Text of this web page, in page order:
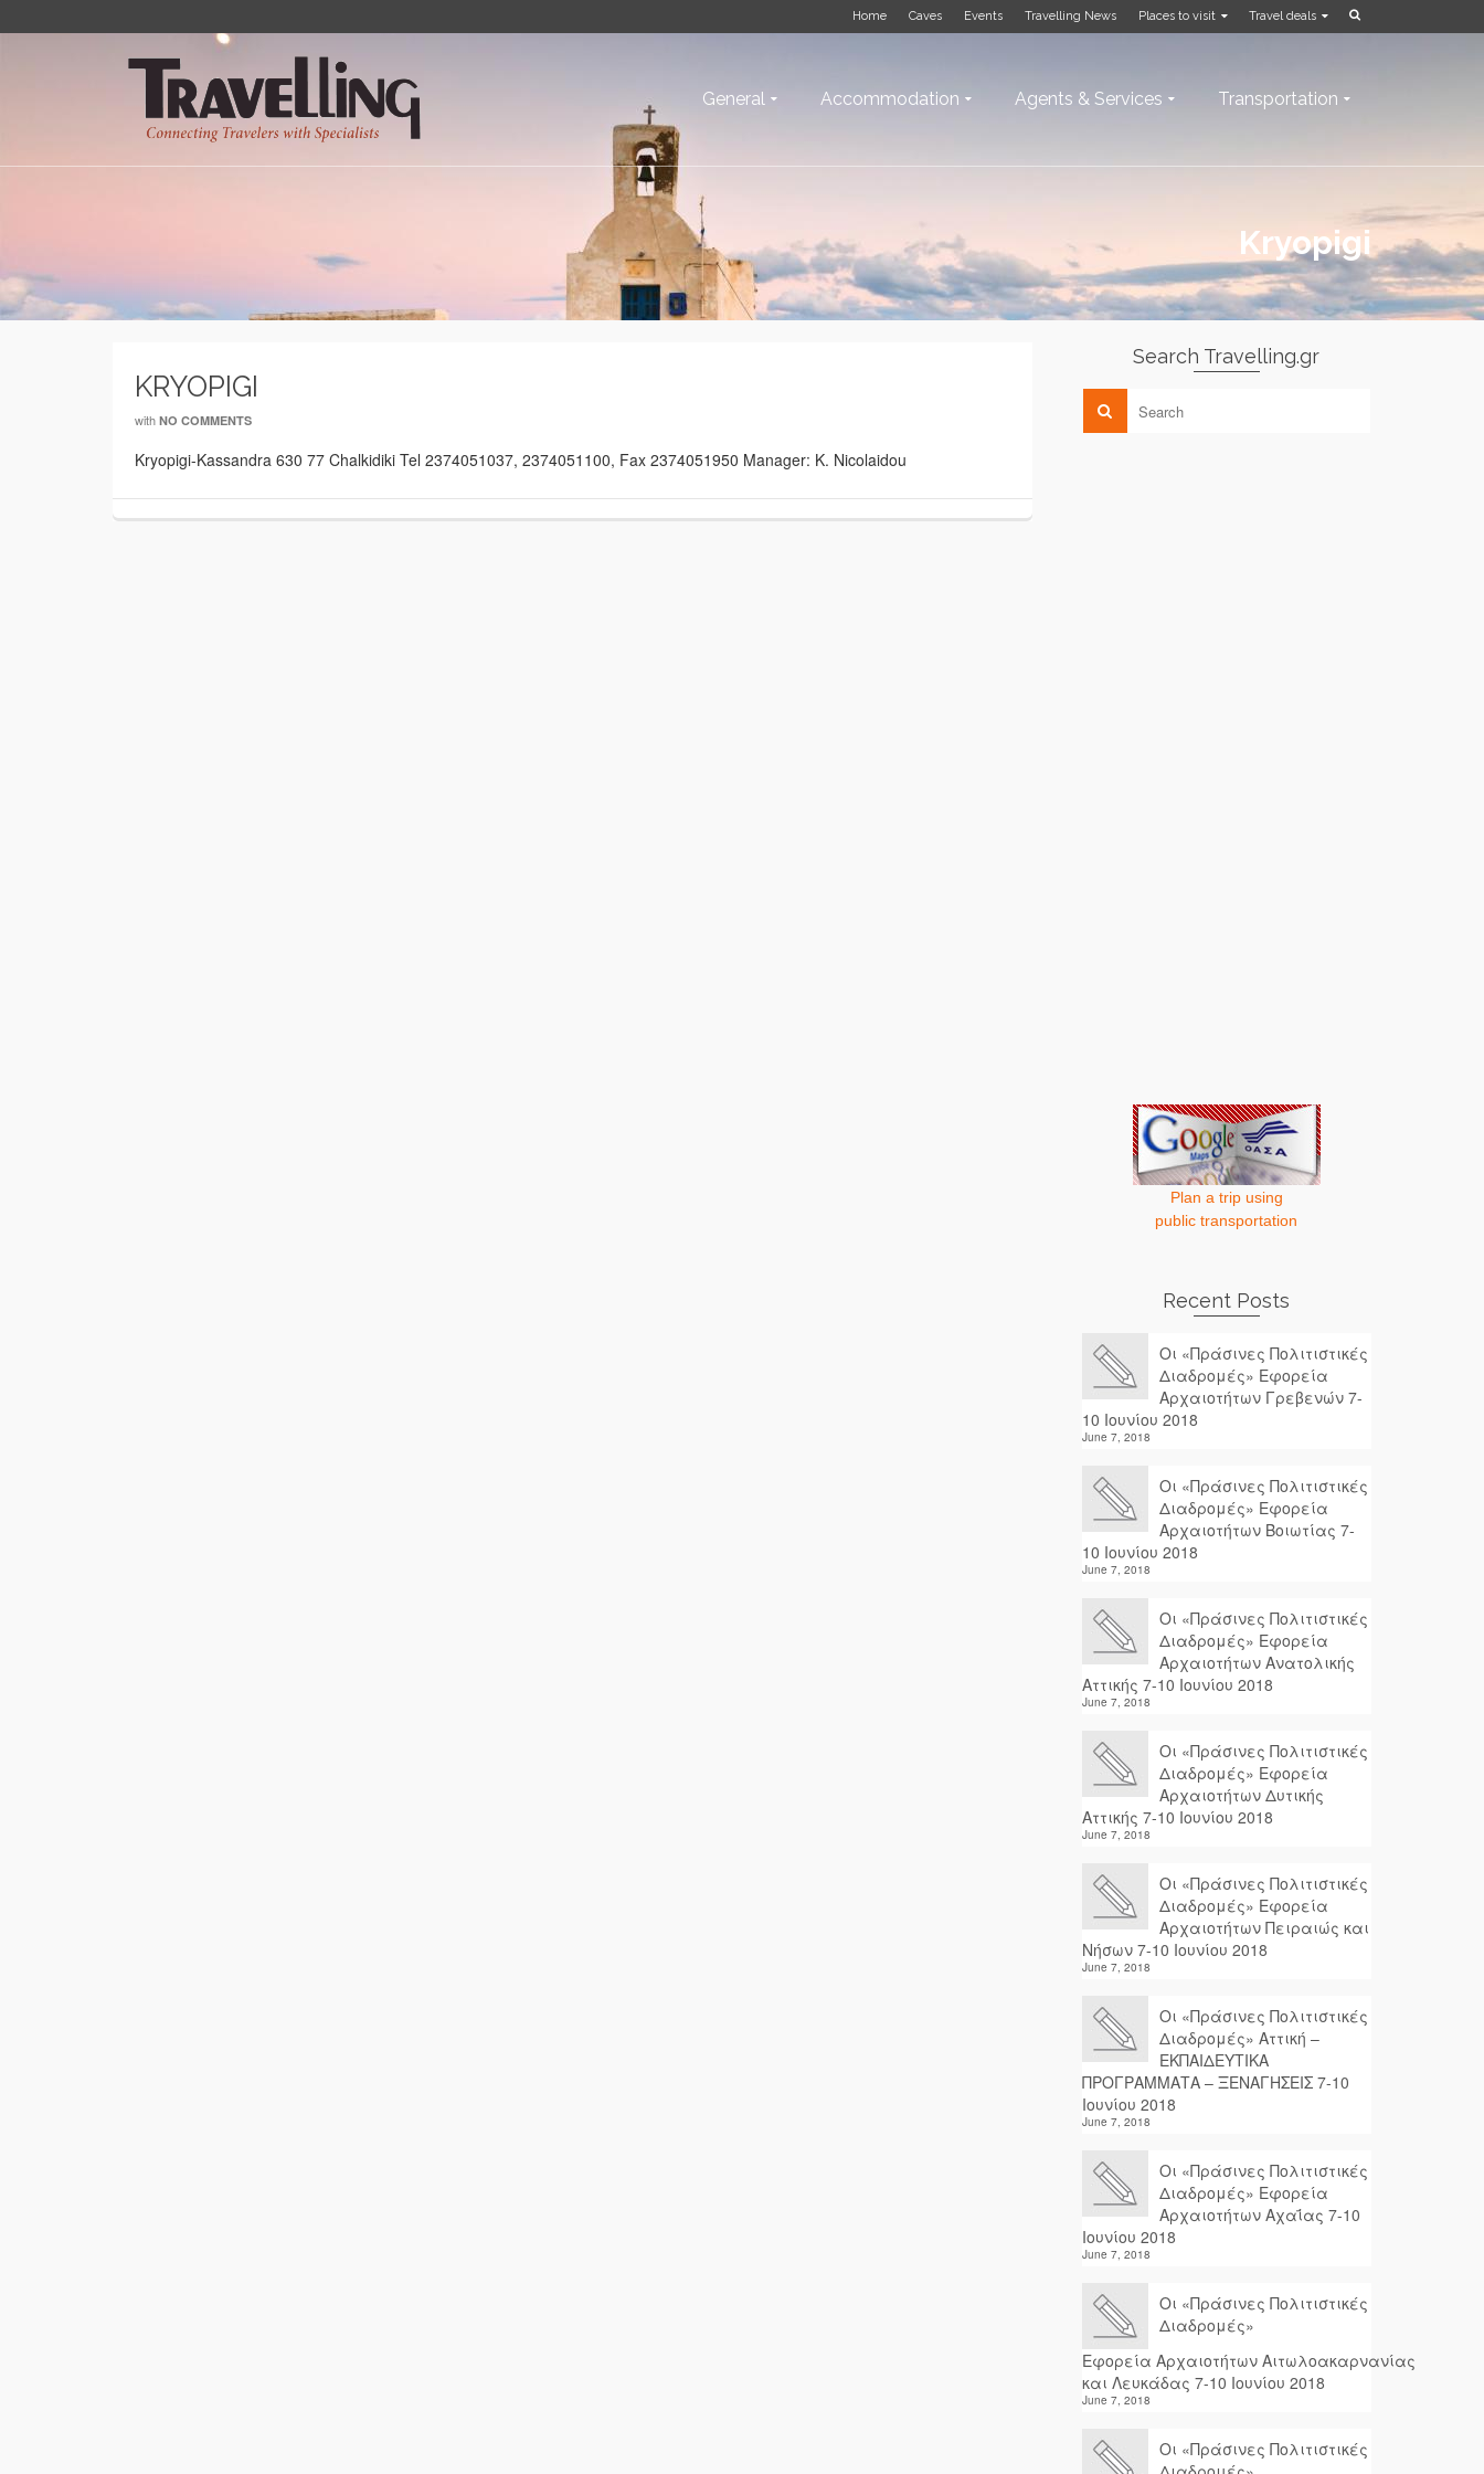
Home Caves Events Travelling News Places to visit Travel deals
General Accommodation Agents & Services Transportation
Kryopigi
KRYOPIGI
with NO COMMENTS
Kryopigi-Kassandra 630 77 Chalkidiki Tel 2374051037, 2374051100, Fax 2374051950 Manager: K. Nicolaidou
Search Travelling.gr
Plan a trip using
public transportation
Recent Posts
Οι «Πράσινες Πολιτιστικές
Διαδρομές» Εφορεία
Αρχαιοτήτων Γρεβενών 7-
10 Ιουνίου 2018
June 7, 2018
Οι «Πράσινες Πολιτιστικές
Διαδρομές» Εφορεία
Αρχαιοτήτων Βοιωτίας 7-
10 Ιουνίου 2018
June 7, 2018
Οι «Πράσινες Πολιτιστικές
Διαδρομές» Εφορεία
Αρχαιοτήτων Ανατολικής
Αττικής 7-10 Ιουνίου 2018
June 7, 2018
Οι «Πράσινες Πολιτιστικές
Διαδρομές» Εφορεία
Αρχαιοτήτων Δυτικής
Αττικής 7-10 Ιουνίου 2018
June 7, 2018
Οι «Πράσινες Πολιτιστικές
Διαδρομές» Εφορεία
Αρχαιοτήτων Πειραιώς και
Νήσων 7-10 Ιουνίου 2018
June 7, 2018
Οι «Πράσινες Πολιτιστικές
Διαδρομές» Αττική –
ΕΚΠΑΙΔΕΥΤΙΚΑ
ΠΡΟΓΡΑΜΜΑΤΑ – ΞΕΝΑΓΗΣΕΙΣ 7-10
Ιουνίου 2018
June 7, 2018
Οι «Πράσινες Πολιτιστικές
Διαδρομές» Εφορεία
Αρχαιοτήτων Αχαΐας 7-10
Ιουνίου 2018
June 7, 2018
Οι «Πράσινες Πολιτιστικές
Διαδρομές»
Εφορεία Αρχαιοτήτων Αιτωλοακαρνανίας
και Λευκάδας 7-10 Ιουνίου 2018
June 7, 2018
Οι «Πράσινες Πολιτιστικές